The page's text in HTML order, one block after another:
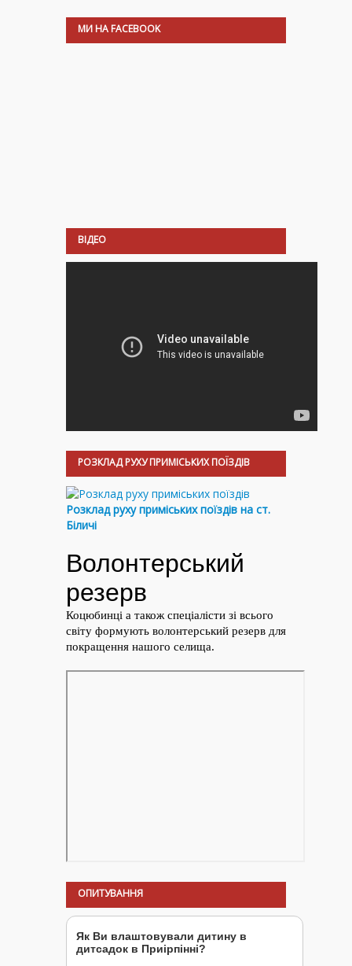
МИ НА FACEBOOK
ВІДЕО
РОЗКЛАД РУХУ ПРИМІСЬКИХ ПОЇЗДІВ
Розклад руху приміських поїздів на ст.
Біличі
ОПИТУВАННЯ
Як Ви влаштовували дитину в
дитсадок в Приірпінні?